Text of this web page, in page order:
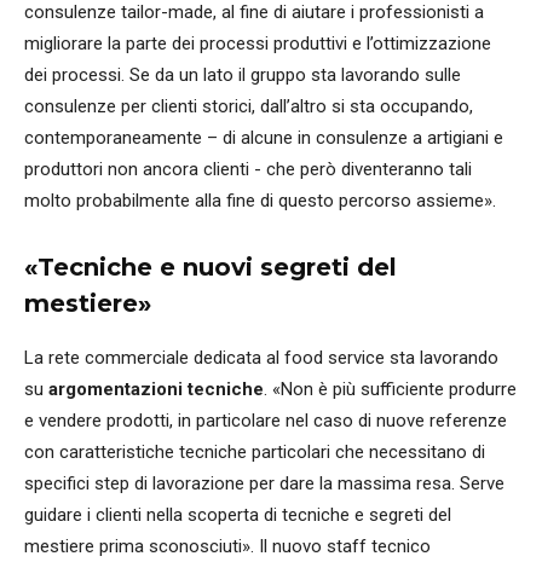
consulenze tailor-made, al fine di aiutare i professionisti a
migliorare la parte dei processi produttivi e l’ottimizzazione
dei processi. Se da un lato il gruppo sta lavorando sulle
consulenze per clienti storici, dall’altro si sta occupando,
contemporaneamente – di alcune in consulenze a artigiani e
produttori non ancora clienti - che però diventeranno tali
molto probabilmente alla fine di questo percorso assieme».
«Tecniche e nuovi segreti del
mestiere»
La rete commerciale dedicata al food service sta lavorando
su argomentazioni tecniche. «Non è più sufficiente produrre
e vendere prodotti, in particolare nel caso di nuove referenze
con caratteristiche tecniche particolari che necessitano di
specifici step di lavorazione per dare la massima resa. Serve
guidare i clienti nella scoperta di tecniche e segreti del
mestiere prima sconosciuti». Il nuovo staff tecnico